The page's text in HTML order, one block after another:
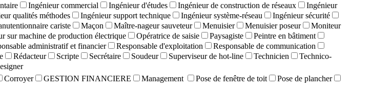
Ingénieur commercial Ingénieur d'études Ingénieur de construction de réseaux
Ingénieur
qualités méthodes Ingénieur support technique Ingénieur système-réseau
Ingénieur sécurité
cariste Maçon Maître-nageur sauveteur Menuisier Menuisier poseur
Moniteur
sur machine de production électrique Opératrice de saisie Paysagiste
Peintre en bâtiment
administratif et financier Responsable d'exploitation
Responsable de communication
Rédacteur Scripte Secrétaire Soudeur Superviseur de hot-line Technicien
Technico-
Corroyer GESTION FINANCIERE Management Pose de fenêtre de toit
Pose de plancher